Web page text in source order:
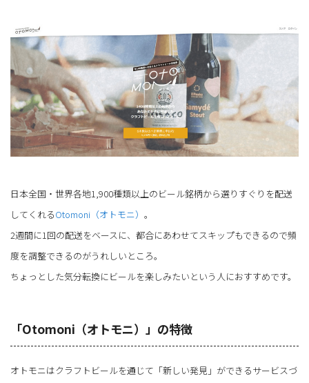
日本全国・世界各地1,900種類以上のビール銘柄から選りすぐりを配送
してくれるOtomoni（オトモニ） 。
2週間に1回の配送をベースに、都合にあわせてスキップもできるので頻
度を調整できるのがうれしいところ。
ちょっとした気分転換にビールを楽しみたいという人におすすめです。
「Otomoni（オトモニ）」の特徴
オトモニはクラフトビールを通じて「新しい発見」ができるサービスづ